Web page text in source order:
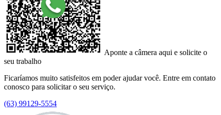
Aponte a câmera aqui e solicite o
seu trabalho
Ficaríamos muito satisfeitos em poder ajudar você. Entre em contato
conosco para solicitar o seu serviço.
(63) 99129-5554